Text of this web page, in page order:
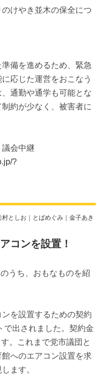
けやき並木の保全につ
備を進めるため、緊急
応じた運営をおこなう
通勤や通学も可能とな
約が少なく、被害者に
会中継
?
村としお ｜ とばめぐみ ｜ 金子あき
コンを設置！
うち、おもなものを紹
を設置するための契約
で出されました。契約金
。これまで党市議団と
へのエアコン設置を求
ます。